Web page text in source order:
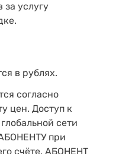
услугу
в рублях.
согласно
цен. Доступ к
сети
при
счёте. АБОНЕНТ